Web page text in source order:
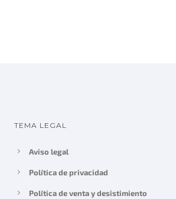
TEMA LEGAL
Aviso legal
Política de privacidad
Política de venta y desistimiento